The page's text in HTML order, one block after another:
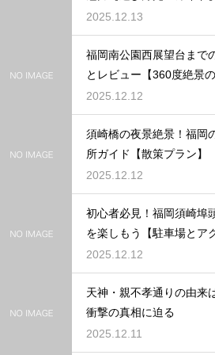
2025.12.13
福岡南公園西展望台まで
とレビュー【360度絶景の
2025.12.12
須崎橋の夜景絶景！福岡
所ガイド【散策プラン】
2025.12.12
初心者必見！福岡須崎埠
を楽しもう【駐車場とア
2025.12.12
天神・親不孝通りの由来
衝撃の真相に迫る
2025.12.11